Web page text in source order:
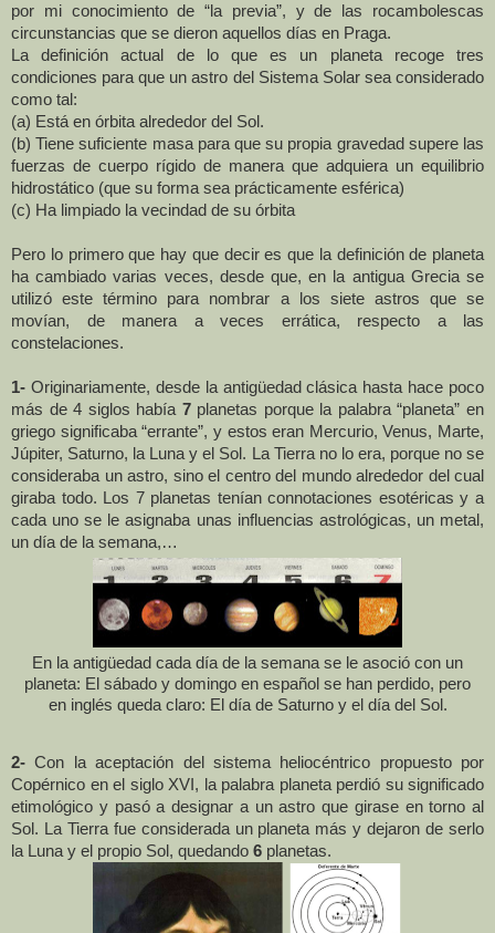
por mi conocimiento de “la previa”, y de las rocambolescas
circunstancias que se dieron aquellos días en Praga.
La definición actual de lo que es un planeta recoge tres
condiciones para que un astro del Sistema Solar sea considerado
como tal:
(a) Está en órbita alrededor del Sol.
(b) Tiene suficiente masa para que su propia gravedad supere las
fuerzas de cuerpo rígido de manera que adquiera un equilibrio
hidrostático (que su forma sea prácticamente esférica)
(c) Ha limpiado la vecindad de su órbita
Pero lo primero que hay que decir es que la definición de planeta
ha cambiado varias veces, desde que, en la antigua Grecia se
utilizó este término para nombrar a los siete astros que se
movían, de manera a veces errática, respecto a las
constelaciones.
1- Originariamente, desde la antigüedad clásica hasta hace poco
más de 4 siglos había 7 planetas porque la palabra “planeta” en
griego significaba “errante”, y estos eran Mercurio, Venus, Marte,
Júpiter, Saturno, la Luna y el Sol. La Tierrano lo era, porque no se
consideraba un astro, sino el centro del mundo alrededor del cual
giraba todo. Los 7 planetas tenían connotaciones esotéricas y a
cada uno se le asignaba unas influencias astrológicas, un metal,
un día de la semana,…
En la antigüedad cada día de la semana se le asoció con un
planeta: El sábado y domingo en español se han perdido, pero
en inglés queda claro: El día de Saturno y el día del Sol .
2- Con la aceptación del sistema heliocéntrico propuesto por
Copérnico en el siglo XVI, la palabra planeta perdió su significado
etimológico y pasó a designar a un astro que girase en torno al
Sol.
La Tierrafue considerada un planeta más y dejaron de serlo
la Luna y el propio Sol, quedando 6 planetas.